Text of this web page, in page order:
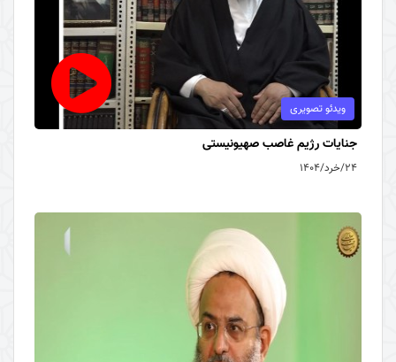
ویدئو تصویری
جنایات رژیم غاصب صهیونیستی
۲۴/خرد/۱۴۰۴